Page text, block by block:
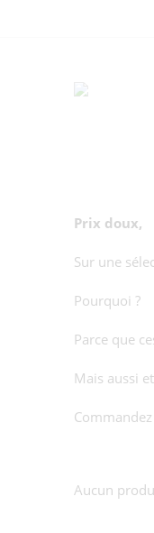
Prix doux,
Sur une
Pourquoi ?
Parce que
Mais aussi
Aucun